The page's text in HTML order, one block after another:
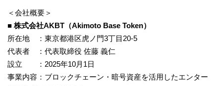
＜会社概要＞
■ 株式会社AKBT（Akimoto Base Token）
所在地 ：東京都港区虎ノ門3丁目20-5
代表者 ：代表取締役 佐藤 義仁
設立 ：2025年10月1日
事業内容：ブロックチェーン・暗号資産を活用したエンター